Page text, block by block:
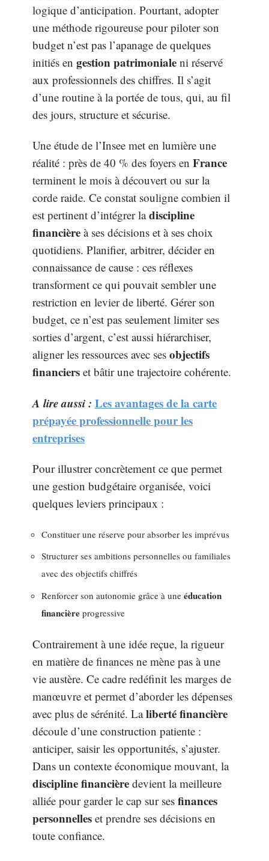
logique d’anticipation. Pourtant, adopter
une méthode rigoureuse pour piloter son
budget n’est pas l’apanage de quelques
initiés en gestion patrimoniale ni réservé
aux professionnels des chiffres. Il s’agit
d’une routine à la portée de tous, qui, au fil
des jours, structure et sécurise.
Une étude de l’Insee met en lumière une
réalité : près de 40 % des foyers en France
terminent le mois à découvert ou sur la
corde raide. Ce constat souligne combien il
est pertinent d’intégrer ladiscipline
financière à ses décisions et à ses choix
quotidiens. Planifier, arbitrer, décider en
connaissance de cause : ces réflexes
transforment ce qui pouvait sembler une
restriction en levier de liberté. Gérer son
budget, ce n’est pas seulement limiter ses
sorties d’argent, c’est aussi hiérarchiser,
aligner les ressources avec ses objectifs
financiers et bâtir une trajectoire cohérente.
A lire aussi : Les avantages de la carte
prépayée professionnelle pour les
entreprises
Pour illustrer concrètement ce que permet
une gestion budgétaire organisée, voici
quelques leviers principaux :
Constituer une réserve pour absorber les imprévus
Structurer ses ambitions personnelles ou familiales
avec des objectifs chiffrés
Renforcer son autonomie grâce à une éducation
financière progressive
Contrairement à une idée reçue, la rigueur
en matière de finances ne mène pas à une
vie austère. Ce cadre redéfinit les marges de
manœuvre et permet d’aborder les dépenses
avec plus de sérénité. Laliberté financière
découle d’une construction patiente :
anticiper, saisir les opportunités, s’ajuster.
Dans un contexte économique mouvant, la
discipline financière devient la meilleure
alliée pour garder le cap sur ses finances
personnelles et prendre ses décisions en
toute confiance.